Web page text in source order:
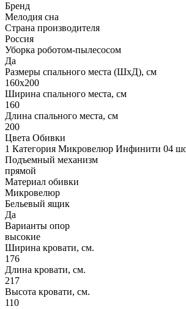
Бренд
Мелодия сна
Страна производителя
Россия
Уборка роботом-пылесосом
Да
Размеры спального места (ШхД), см
160х200
Ширина спального места, см
160
Длина спального места, см
200
Цвета Обивки
1 Категория Микровелюр Инфинити 04
Подъемный механизм
прямой
Материал обивки
Микровелюр
Бельевый ящик
Да
Варианты опор
высокие
Ширина кровати, см.
176
Длина кровати, см.
217
Высота кровати, см.
110